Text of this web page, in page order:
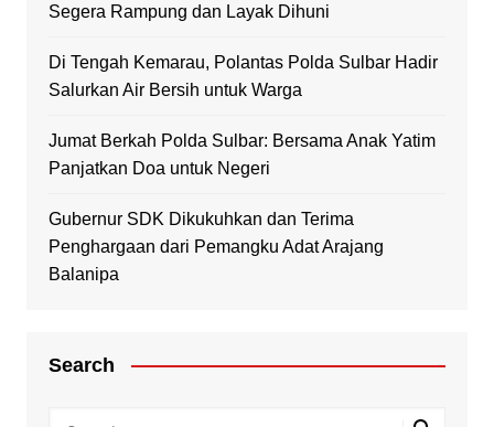
Segera Rampung dan Layak Dihuni
Di Tengah Kemarau, Polantas Polda Sulbar Hadir
Salurkan Air Bersih untuk Warga
Jumat Berkah Polda Sulbar: Bersama Anak Yatim
Panjatkan Doa untuk Negeri
Gubernur SDK Dikukuhkan dan Terima
Penghargaan dari Pemangku Adat Arajang
Balanipa
Search